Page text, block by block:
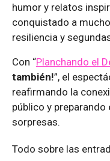
humor y relatos
conquistado a
resiliencia y
Con “Planchando el
también!”, el
reafirmando la
público y preparando
sorpresas.
Todo sobre las